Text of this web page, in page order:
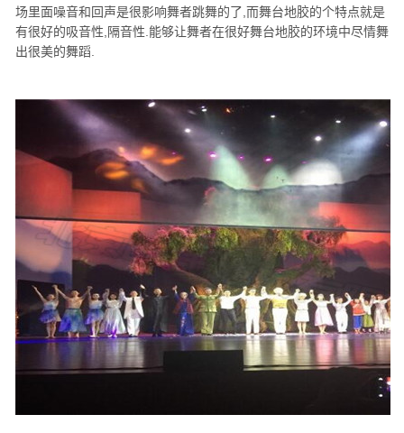
场里面噪音和回声是很影响舞者跳舞的了,而舞台地胶的个特点就是
有很好的吸音性,隔音性.能够让舞者在很好舞台地胶的环境中尽情舞
出很美的舞蹈.